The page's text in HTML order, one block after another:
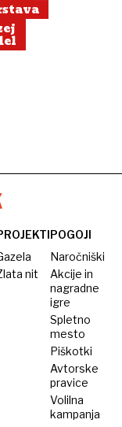
nit
POGOJI
Naročniški
Akcije in
nagradne
igre
Spletno
mesto
Piškotki
Avtorske
pravice
Volilna
kampanja